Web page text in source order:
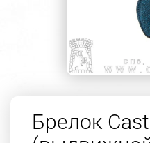
Брелок